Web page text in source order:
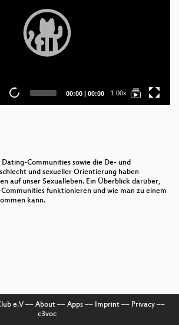
Current
00:00 | Total
00:00 1.00x
Dating-Communities sowie die De- und
und sexueller Orientierung haben
auf unser Sexualleben. Ein Überblick darüber,
funktionieren und wie man zu einem
kann.
e.V–– About–– Apps–– Imprint–– Privacy––
c3voc